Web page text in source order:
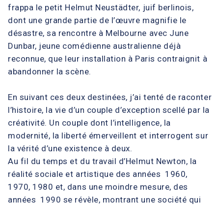
frappa le petit Helmut Neustädter, juif berlinois,
dont une grande partie de l’œuvre magnifie le
désastre, sa rencontre à Melbourne avec June
Dunbar, jeune comédienne australienne déjà
reconnue, que leur installation à Paris contraignit à
abandonner la scène.
En suivant ces deux destinées, j’ai tenté de raconter
l’histoire, la vie d’un couple d’exception scellé par la
créativité. Un couple dont l’intelligence, la
modernité, la liberté émerveillent et interrogent sur
la vérité d’une existence à deux.
Au fil du temps et du travail d’Helmut Newton, la
réalité sociale et artistique des années 1960,
1970, 1980 et, dans une moindre mesure, des
années 1990 se révèle, montrant une société qui